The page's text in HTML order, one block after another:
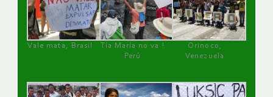
Vale mata, Brasil
Tía María no va !
Perú
Orinoco,
Venezuela